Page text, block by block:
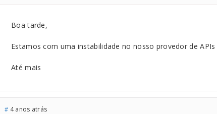
Boa tarde,
Estamos com uma instabilidade no nosso provedor de
Até mais
# 4 anos atrás